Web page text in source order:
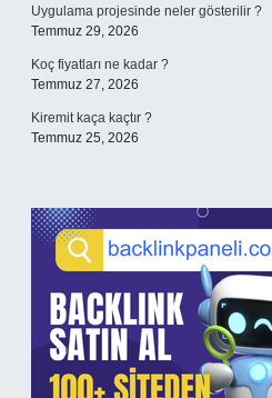
Uygulama projesinde neler gösterilir ?
Temmuz 29, 2026
Koç fiyatları ne kadar ?
Temmuz 27, 2026
Kiremit kaça kaçtır ?
Temmuz 25, 2026